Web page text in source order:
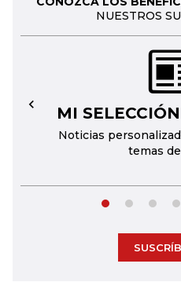
NUESTROS
MI
Noticias
temas
←